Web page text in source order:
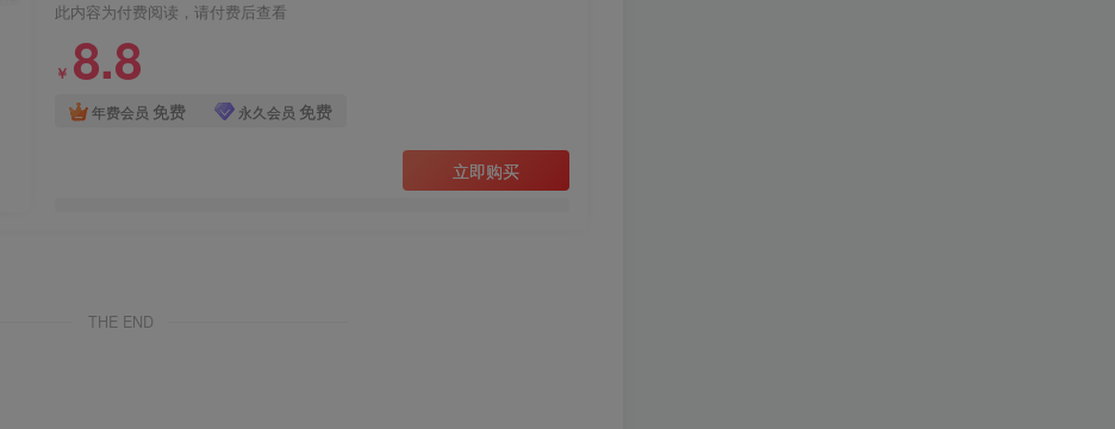
此内容为付费阅读，请付费后查看
￥ 8.8
年费会员 免费 永久会员 免费
立即购买
THE END